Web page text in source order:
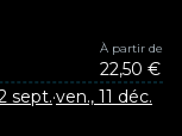
À partir de
22,50 €
sept.·ven., 11 déc.